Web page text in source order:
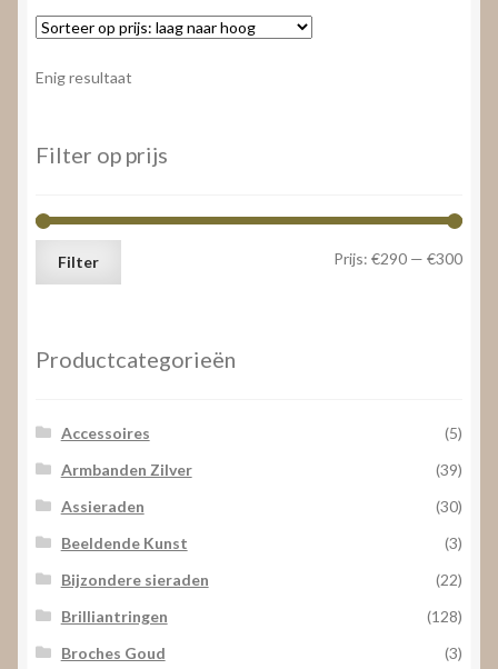
Enig resultaat
Filter op prijs
Min.
Max.
Filter Prijs: €290 — €300
Productcategorieën
Accessoires
(5)
Armbanden Zilver
(39)
Assieraden
(30)
Beeldende Kunst
(3)
Bijzondere sieraden
(22)
Brilliantringen
(128)
Broches Goud
(3)